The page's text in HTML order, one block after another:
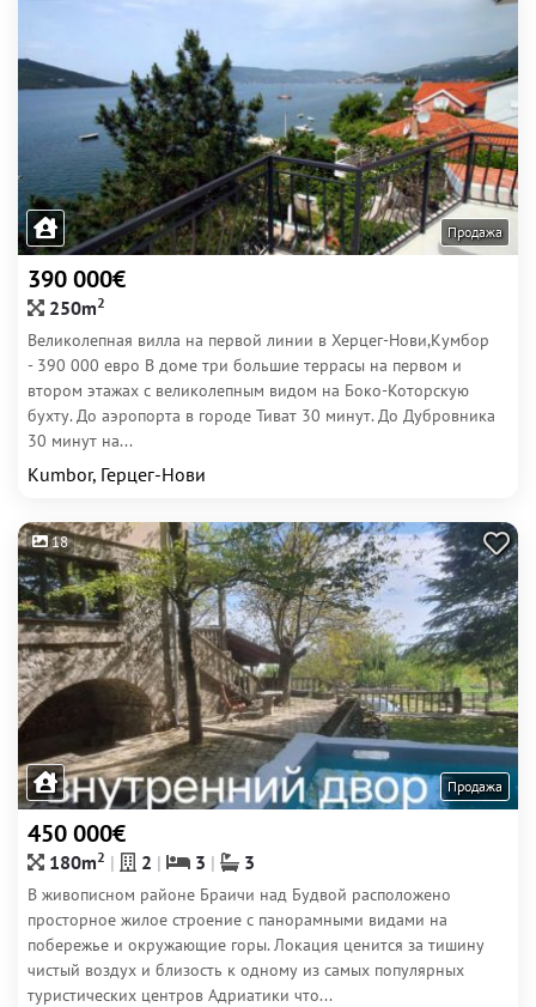
Продажа
390 000€
250m2
Великолепная вилла на первой линии в Херцег-Нови,Кумбор
- 390 000 евро В доме три большие террасы на первом и
втором этажах с великолепным видом на Боко-Которскую
бухту. До аэропорта в городе Тиват 30 минут. До Дубровника
30 минут на...
Kumbor, Герцег-Нови
18
Продажа
450 000€
180m2 2 3 3
В живописном районе Браичи над Будвой расположено
просторное жилое строение с панорамными видами на
побережье и окружающие горы. Локация ценится за тишину
чистый воздух и близость к одному из самых популярных
туристических центров Адриатики что...